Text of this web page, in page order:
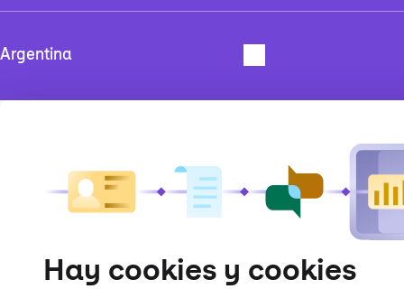
Hay cookies y cookies